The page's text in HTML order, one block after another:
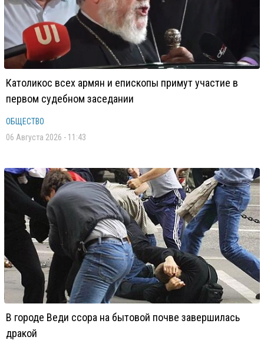
Католикос всех армян и епископы примут участие в
первом судебном заседании
ОБЩЕСТВО
06 Августа 2026 - 11:43
В городе Веди ссора на бытовой почве завершилась
дракой